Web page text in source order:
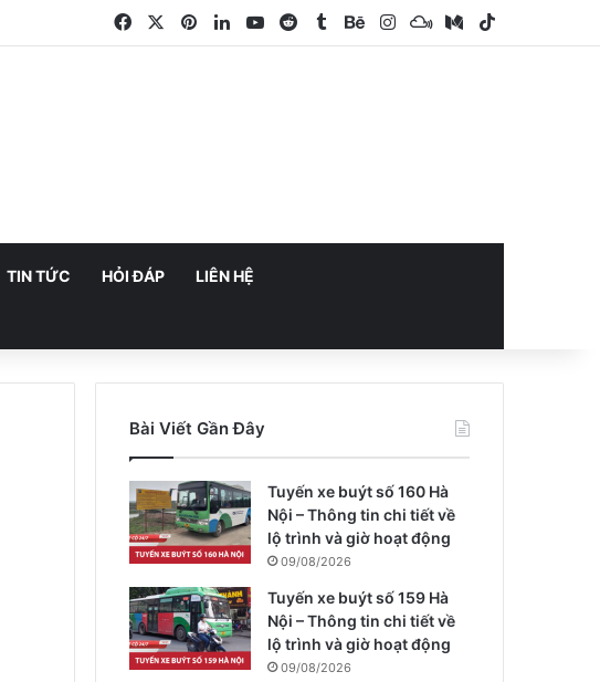
FacebookPinterestLinkedIn
YouTube
RedditTumblrBehance
InstagramMixcloud
Medium
TIN TỨC HỎI ĐÁP LIÊN HỆ
Bài Viết Gần Đây
Tuyến xe buýt số 160 Hà
Nội – Thông tin chi tiết về
lộ trình và giờ hoạt động
09/08/2026
Tuyến xe buýt số 159 Hà
Nội – Thông tin chi tiết về
lộ trình và giờ hoạt động
09/08/2026